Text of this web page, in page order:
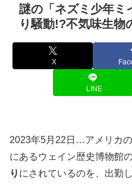
謎の「ネズミ少年ミ
り騒動!?不気味生物
X
LINE
2023年5月22日…アメリカ
にあるウェイン歴史博物館の
り にされているのを、出勤